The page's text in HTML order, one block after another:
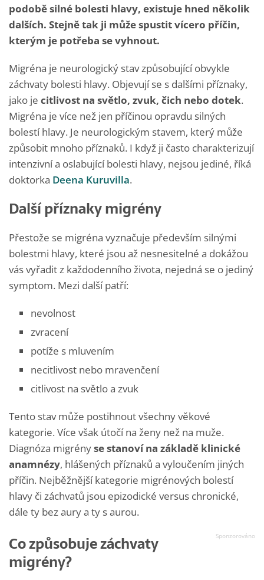
podobě silné bolesti hlavy, existuje hned několik
dalších. Stejně tak ji může spustit vícero příčin,
kterým je potřeba se vyhnout.
Migréna je neurologický stav způsobující obvykle
záchvaty bolesti hlavy. Objevují se s dalšími příznaky,
jako je citlivost na světlo, zvuk, čich nebo dotek.
Migréna je více než jen příčinou opravdu silných
bolestí hlavy. Je neurologickým stavem, který může
způsobit mnoho příznaků. I když ji často charakterizují
intenzivní a oslabující bolesti hlavy, nejsou jediné, říká
doktorka Deena Kuruvilla.
Další příznaky migrény
Přestože se migréna vyznačuje především silnými
bolestmi hlavy, které jsou až nesnesitelné a dokážou
vás vyřadit z každodenního života, nejedná se o jediný
symptom. Mezi další patří:
nevolnost
zvracení
potíže s mluvením
necitlivost nebo mravenčení
citlivost na světlo a zvuk
Tento stav může postihnout všechny věkové
kategorie. Více však útočí na ženy než na muže.
Diagnóza migrényse stanoví na základě klinické
anamnézy, hlášených příznaků a vyloučením jiných
příčin. Nejběžnější kategorie migrénových bolestí
hlavy či záchvatů jsou epizodické versus chronické,
dále ty bez aury a ty s aurou.
Co způsobuje záchvaty
migrény?